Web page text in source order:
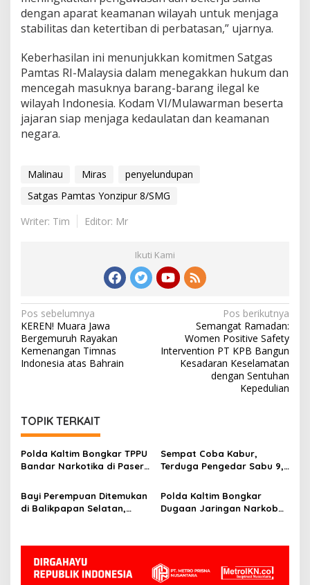
dengan aparat keamanan wilayah untuk menjaga
stabilitas dan ketertiban di perbatasan,” ujarnya.
Keberhasilan ini menunjukkan komitmen Satgas
Pamtas RI-Malaysia dalam menegakkan hukum dan
mencegah masuknya barang-barang ilegal ke
wilayah Indonesia. Kodam VI/Mulawarman beserta
jajaran siap menjaga kedaulatan dan keamanan
negara.
Malinau Miras
penyelundupan
Satgas Pamtas Yonzipur 8/SMG
Writer: Tim
Editor: Mr
Ikuti Kami
Navigasi
pos
Pos sebelumnya
KEREN! Muara Jawa
Bergemuruh Rayakan
Kemenangan Timnas
Indonesia atas Bahrain
Pos berikutnya
Semangat Ramadan:
Women Positive Safety
Intervention PT KPB Bangun
Kesadaran Keselamatan
dengan Sentuhan
Kepedulian
TOPIK TERKAIT
Polda Kaltim Bongkar TPPU
Bandar Narkotika di Paser,
Aset 13 Hektare
Sempat Coba Kabur,
Terduga Pengedar Sabu 9,9
Kutai Timur
Bayi Perempuan Ditemukan
di Balikpapan Selatan,
Polda Kaltim Bongkar
Dugaan Jaringan Narkoba
Metamfetamin